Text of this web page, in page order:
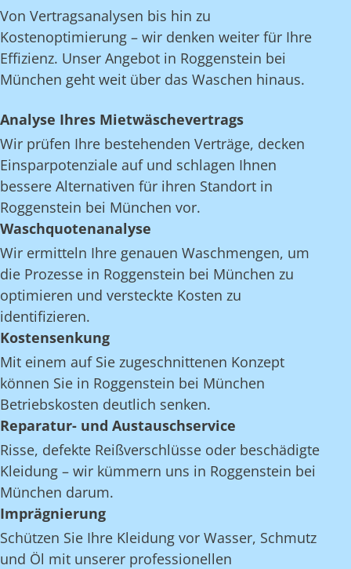
Von Vertragsanalysen bis hin zu
Kostenoptimierung – wir denken weiter für Ihre
Effizienz. Unser Angebot in Roggenstein bei
München geht weit über das Waschen hinaus.
Analyse Ihres Mietwäschevertrags
Wir prüfen Ihre bestehenden Verträge, decken
Einsparpotenziale auf und schlagen Ihnen
bessere Alternativen für ihren Standort in
Roggenstein bei München vor.
Waschquotenanalyse
Wir ermitteln Ihre genauen Waschmengen, um
die Prozesse in Roggenstein bei München zu
optimieren und versteckte Kosten zu
identifizieren.
Kostensenkung
Mit einem auf Sie zugeschnittenen Konzept
können Sie in Roggenstein bei München
Betriebskosten deutlich senken.
Reparatur- und Austauschservice
Risse, defekte Reißverschlüsse oder beschädigte
Kleidung – wir kümmern uns in Roggenstein bei
München darum.
Imprägnierung
Schützen Sie Ihre Kleidung vor Wasser, Schmutz
und Öl mit unserer professionellen